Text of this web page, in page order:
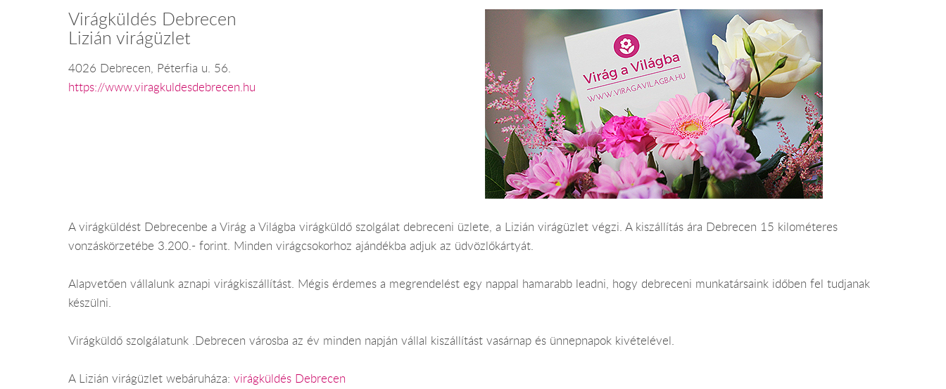
Virágküldés Debrecen
Lizián virágüzlet
4026 Debrecen, Péterfia u. 56.
https://www.viragkuldesdebrecen.hu
A virágküldést Debrecenbe a Virág a Világba virágküldő szolgálat debreceni üzlete, a Lizián virágüzlet végzi. A kiszállítás ára Debrecen 15 kilométeres
vonzáskörzetébe 3.200.- forint. Minden virágcsokorhoz ajándékba adjuk az üdvözlőkártyát.
Alapvetően vállalunk aznapi virágkiszállítást. Mégis érdemes a megrendelést egy nappal hamarabb leadni, hogy debreceni munkatársaink időben fel tudjanak
készülni.
Virágküldő szolgálatunk .Debrecen városba az év minden napján vállal kiszállítást vasárnap és ünnepnapok kivételével.
A Lizián virágüzlet webáruháza: virágküldés Debrecen